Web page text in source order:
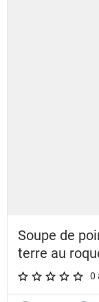
Soupe de
terre au
A star rating of 0
0